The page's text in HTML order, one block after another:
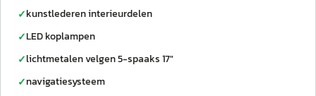
✓kunstlederen interieurdelen
✓LED koplampen
✓lichtmetalen velgen 5-spaaks 17"
✓navigatiesysteem